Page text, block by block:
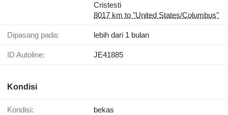
Cristesti
8017 km to "United States/Columbus"
Dipasang pada: lebih dari 1 bulan
ID Autoline: JE41885
Kondisi
Kondisi: bekas